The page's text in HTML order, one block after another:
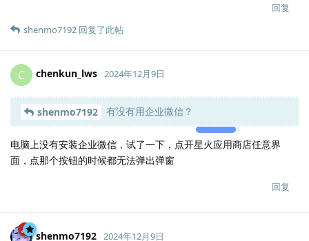
回复
shenmo7192 回复了此帖
C chenkun_lws 2024年12月9日
shenmo7192 有没有用企业微信？
电脑上没有安装企业微信，试了一下，点开星火应用商店任意界
面，点那个按钮的时候都无法弹出弹窗
回复
shenmo7192 2024年12月9日